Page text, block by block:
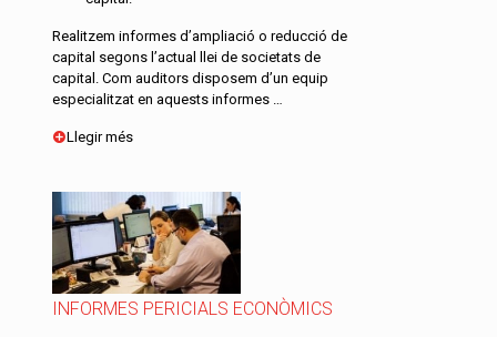
Realitzem informes d’ampliació o reducció de
capital segons l’actual llei de societats de
capital. Com auditors disposem d’un equip
especialitzat en aquests informes …
Llegir més
INFORMES PERICIALS ECONÒMICS